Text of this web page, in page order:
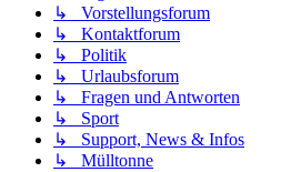
↳ Vorstellungsforum
↳ Kontaktforum
↳ Politik
↳ Urlaubsforum
↳ Fragen und Antworten
↳ Sport
↳ Support, News & Infos
↳ Mülltonne